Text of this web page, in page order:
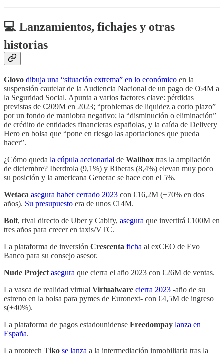
💻 Lanzamientos, fichajes y otras
historias
Glovo dibuja una “situación extrema” en lo económico en la
suspensión cautelar de la Audiencia Nacional de un pago de €64M a
la Seguridad Social. Apunta a varios factores clave: pérdidas
previstas de €209M en 2023; “problemas de liquidez a corto plazo”
por un fondo de maniobra negativo; la “disminución o eliminación”
de crédito de entidades financieras españolas, y la caída de Delivery
Hero en bolsa que “pone en riesgo las aportaciones que pueda
hacer”.
¿Cómo queda la cúpula accionarial de Wallbox tras la ampliación
de diciembre? Iberdrola (9,1%) y Riberas (8,4%) elevan muy poco
su posición y la americana Generac se hace con el 5%.
Wetaca asegura haber cerrado 2023 con €16,2M (+70% en dos
años). Su presupuesto era de unos €14M.
Bolt, rival directo de Uber y Cabify, asegura que invertirá €100M en
tres años para crecer en taxis/VTC.
La plataforma de inversión Crescenta ficha al exCEO de Evo
Banco para su consejo asesor.
Nude Project asegura que cierra el año 2023 con €26M de ventas.
La vasca de realidad virtual Virtualware cierra 2023 -año de su
estreno en la bolsa para pymes de Euronext- con €4,5M de ingreso
s(+40%).
La plataforma de pagos estadounidense Freedompay lanza en
España.
La proptech Tiko se lanza a la intermediación inmobiliaria tras la